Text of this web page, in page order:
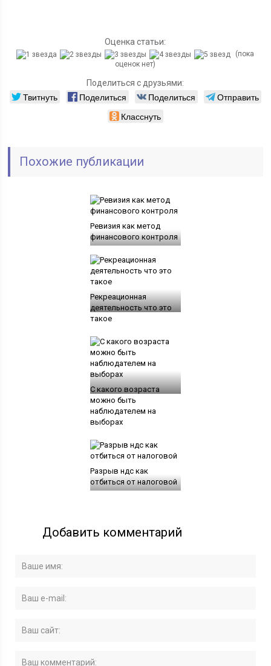
Оценка статьи:
(пока
оценок нет)
Поделиться с друзьями:
Твитнуть Поделиться Поделиться
Отправить
Класснуть
Похожие публикации
Ревизия как метод
финансового контроля
Рекреационная
деятельность что это
такое
С какого возраста
можно быть
наблюдателем на
выборах
Разрыв ндс как
отбиться от налоговой
Добавить комментарий